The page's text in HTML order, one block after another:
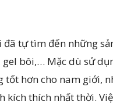
tự tìm đến những
bôi,… Mặc dù sử
hơn cho nam giới,
kích thích nhất thời.